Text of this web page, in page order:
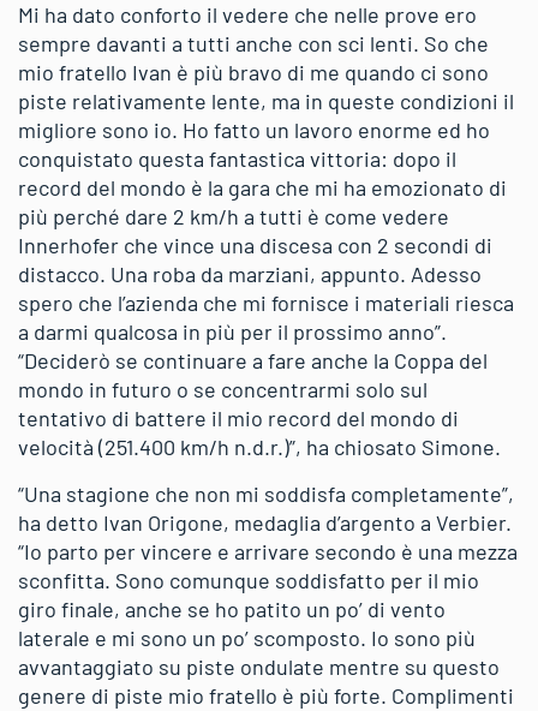
Mi ha dato conforto il vedere che nelle prove ero
sempre davanti a tutti anche con sci lenti. So che
mio fratello Ivan è più bravo di me quando ci sono
piste relativamente lente, ma in queste condizioni il
migliore sono io. Ho fatto un lavoro enorme ed ho
conquistato questa fantastica vittoria: dopo il
record del mondo è la gara che mi ha emozionato di
più perché dare 2 km/h a tutti è come vedere
Innerhofer che vince una discesa con 2 secondi di
distacco. Una roba da marziani, appunto. Adesso
spero che l’azienda che mi fornisce i materiali riesca
a darmi qualcosa in più per il prossimo anno”.
“Deciderò se continuare a fare anche la Coppa del
mondo in futuro o se concentrarmi solo sul
tentativo di battere il mio record del mondo di
velocità (251.400 km/h n.d.r.)”, ha chiosato Simone.
“Una stagione che non mi soddisfa completamente”,
ha detto Ivan Origone, medaglia d’argento a Verbier.
“Io parto per vincere e arrivare secondo è una mezza
sconfitta. Sono comunque soddisfatto per il mio
giro finale, anche se ho patito un po’ di vento
laterale e mi sono un po’ scomposto. Io sono più
avvantaggiato su piste ondulate mentre su questo
genere di piste mio fratello è più forte. Complimenti